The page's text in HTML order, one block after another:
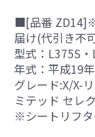
■[品番
届け(代引き不
型式：L375S
年式：平成19
グレード:X/X-
ミテッド セレ
※シートリフ